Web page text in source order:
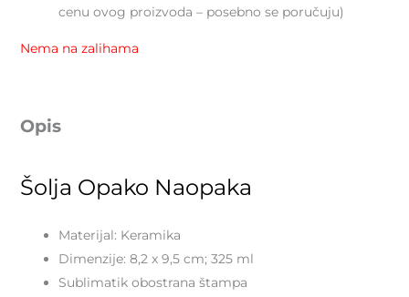
cenu ovog proizvoda – posebno se poručuju)
Nema na zalihama
Opis
Šolja Opako Naopaka
Materijal: Keramika
Dimenzije: 8,2 x 9,5 cm; 325 ml
Sublimatik obostrana štampa